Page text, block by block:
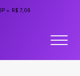
= R$ 7,06